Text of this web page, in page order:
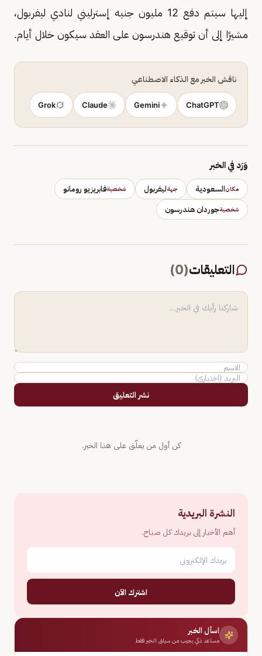
إليها سيتم دفع 12 مليون جنيه إسترليني لنادي ليفربول،
مشيرًا إلى أن توقيع هندرسون على العقد سيكون خلال أيام.
ناقش الخبر مع الذكاء الاصطناعي
ChatGPT
Gemini
Claude
Grok
وَرَد في الخبر
مكانالسعودية جهةليفربول شخصيةفابريزيو رومانو
شخصيةجوردان هندرسون
التعليقات(
0
)
نشر التعليق
كن أول من يعلّق على هذا الخبر.
النشرة البريدية
أهم الأخبار إلى بريدك كل صباح.
اشترك الآن
اسأل الخبر
مساعد ذكي يجيب من سياق الخبر فقط